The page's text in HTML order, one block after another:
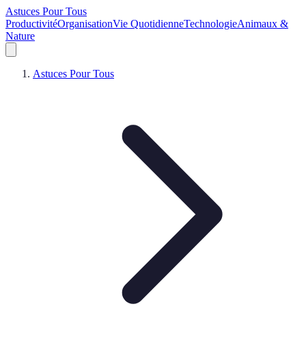
Astuces Pour Tous
ProductivitéOrganisationVie QuotidienneTechnologieAnimaux &
Nature
Astuces Pour Tous